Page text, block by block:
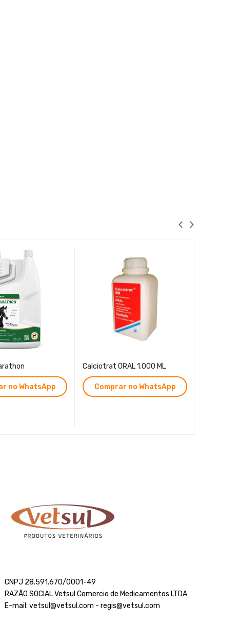
no WhatsApp
Calciotrat ORAL 1.000 ML
Comprar no WhatsApp
CNPJ 28.591.670/0001-49
RAZÃO SOCIAL Vetsul Comercio de Medicamentos LTDA
E-mail: vetsul@vetsul.com - regis@vetsul.com